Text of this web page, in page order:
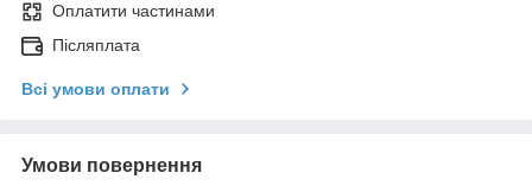
Оплатити частинами
Післяплата
Всі умови оплати
Умови повернення